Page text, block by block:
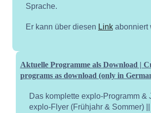
Sprache.
Er kann über diesen Linkabonniert
Aktuelle Programme als Download |
programs as download (only in
Das komplette explo-Programm &
explo-Flyer (Frühjahr & Sommer)